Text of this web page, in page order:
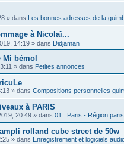
» dans Les bonnes adresses de la
à Nicolaï...
14:19 » dans Didjaman
bémol
» dans Petites annonces
» dans Compositions personnelles
à PARIS
20:49 » dans 01 : Paris - Région
rolland cube street de 50w
» dans Enregistrement et logiciels